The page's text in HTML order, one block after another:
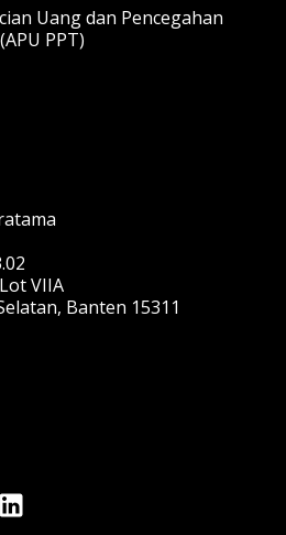
Uang dan Pencegahan
PPT)
VIIA
Banten 15311